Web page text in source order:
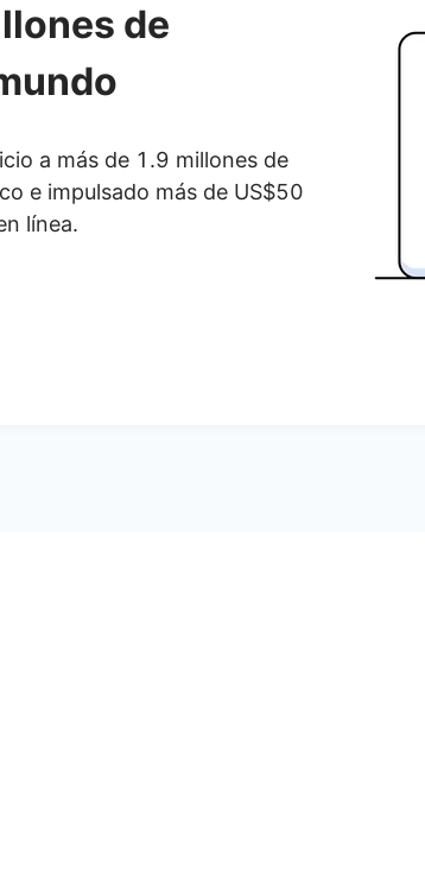
de
a más de 1.9 millones de
e impulsado más de US$50
línea.